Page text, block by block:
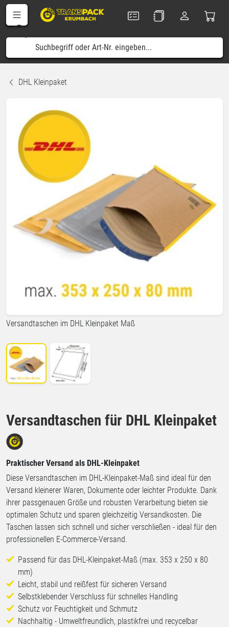
DHL Kleinpaket
Versandtaschen für DHL Kleinpaket
Versandtaschen im DHL Kleinpaket Maß
Praktischer Versand als DHL-Kleinpaket
Diese Versandtaschen im DHL-Kleinpaket-Maß sind ideal für den
Versand kleinerer Waren, Dokumente oder leichter Produkte. Dank
ihrer passgenauen Größe und robusten Verarbeitung bieten sie
optimalen Schutz und sparen gleichzeitig Versandkosten. Die
Taschen lassen sich schnell und sicher verschließen - ideal für den
professionellen E-Commerce-Versand.
Passend für das DHL-Kleinpaket-Maß (max. 353 x 250 x 80
mm)
Leicht, stabil und reißfest für sicheren Versand
Selbstklebender Verschluss für schnelles Handling
Schutz vor Feuchtigkeit und Schmutz
Nachhaltig - Umweltfreundlich, plastikfrei und recycelbar